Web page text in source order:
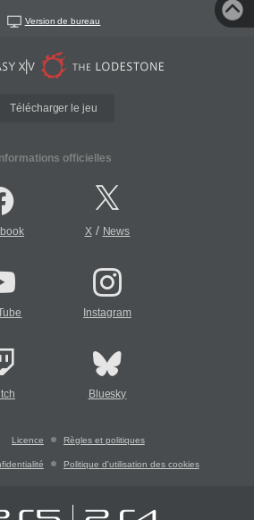
Version de bureau
Télécharger le jeu
Informations officielles
X/ News
Instagram
Bluesky
Licence Règles et politiques
Politique d'utilisation des cookies